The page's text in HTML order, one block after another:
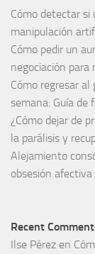
Cómo detectar si
manipulación
Cómo pedir un
negociación para
Cómo regresar
semana: Guía de
¿Cómo dejar de
la parálisis y
Alejamiento
obsesión afectiva
Recent
Ilse Pérez en